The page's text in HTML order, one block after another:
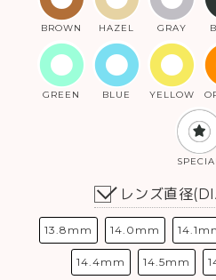
BROWN HAZEL GRAY
GREEN BLUE YELLOW
SPECIAL
レンズ直径
13.8mm 14.0mm
14.4mm 14.5mm